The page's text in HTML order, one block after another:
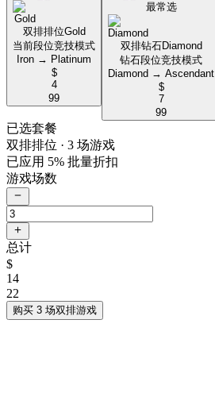
双排排位Gold
当前段位竞技模式
Iron → Platinum
$
4
99
最常选
双排钻石Diamond
钻石段位竞技模式
Diamond → Ascendant
$
7
99
已选套餐
双排排位 · 3 场游戏
已应用 5% 批量折扣
游戏场数
总计
$
14
22
购买 3 场双排游戏